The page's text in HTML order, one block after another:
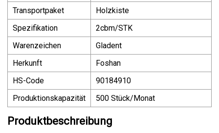
Transportpaket
Holzkiste
Spezifikation
2cbm/STK
Warenzeichen
Gladent
Herkunft
Foshan
HS-Code
90184910
Produktionskapazität
500 Stück/Monat
Produktbeschreibung